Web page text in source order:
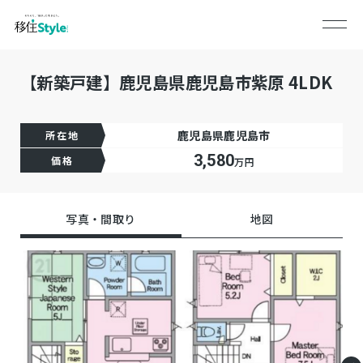
【新築戸建】鹿児島県鹿児島市紫原 4LDK
所在地 鹿児島県鹿児島市
価格 3,580万円
写真・間取り 地図